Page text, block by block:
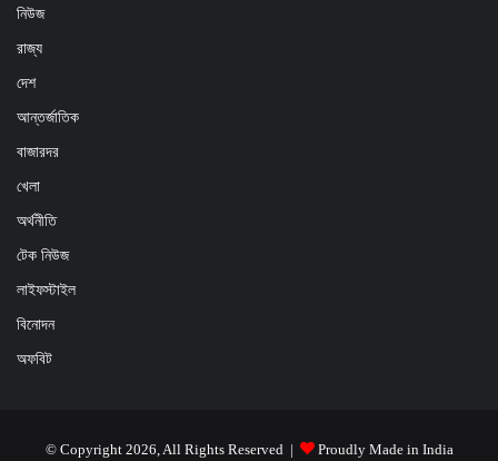
নিউজ
রাজ্য
দেশ
আন্তর্জাতিক
বাজারদর
খেলা
অর্থনীতি
টেক নিউজ
লাইফস্টাইল
বিনোদন
অফবিট
© Copyright 2026, All Rights Reserved | Proudly Made in India